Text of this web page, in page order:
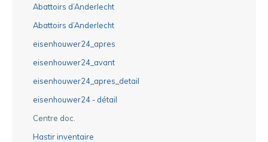
Abattoirs d’Anderlecht
Abattoirs d’Anderlecht
eisenhouwer24_apres
eisenhouwer24_avant
eisenhouwer24_apres_detail
eisenhouwer24 - détail
Centre doc.
Hastir inventaire